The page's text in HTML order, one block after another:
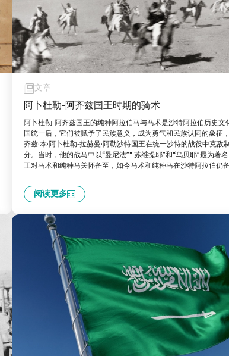
文章
阿卜杜勒-阿齐兹国王时期的骑术
阿卜杜勒-阿齐兹国王的纯种阿拉伯马与马术是沙特阿拉伯历史文
国统一后，它们被赋予了民族意义，成为勇气和民族认同的象征
齐兹·本·阿卜杜勒-拉赫曼·阿勒沙特国王在统一沙特的战役中克敌
分。当时，他的战马中以“曼尼法”“ 苏维提耶”和“乌贝耶”最为著
王对马术和纯种马关怀备至，如今马术和纯种马在沙特阿拉伯仍
阅读更多